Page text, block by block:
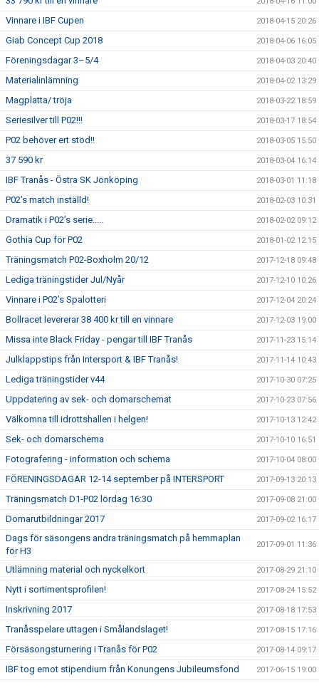
Vinnare i IBF Cupen 2018-04-15 20:26
Giab Concept Cup 2018 2018-04-06 16:05
Föreningsdagar 3–5/4 2018-04-03 20:40
Materialinlämning 2018-04-02 13:29
Magplatta/ tröja 2018-03-22 18:59
Seriesilver till P02!!! 2018-03-17 18:54
P02 behöver ert stöd!! 2018-03-05 15:50
37 590 kr 2018-03-04 16:14
IBF Tranås - Östra SK Jönköping 2018-03-01 11:18
P02’s match inställd! 2018-02-03 10:31
Dramatik i P02’s serie..... 2018-02-02 09:12
Gothia Cup för P02 2018-01-02 12:15
Träningsmatch P02-Boxholm 20/12 2017-12-18 09:48
Lediga träningstider Jul/Nyår 2017-12-10 10:26
Vinnare i P02’s Spalotteri 2017-12-04 20:24
Bollracet levererar 38 400 kr till en vinnare 2017-12-03 19:00
Missa inte Black Friday - pengar till IBF Tranås 2017-11-23 15:14
Julklappstips från Intersport & IBF Tranås! 2017-11-14 10:43
Lediga träningstider v44 2017-10-30 07:25
Uppdatering av sek- och domarschemat 2017-10-23 07:56
Välkomna till idrottshallen i helgen! 2017-10-13 12:42
Sek- och domarschema 2017-10-10 16:51
Fotografering - information och schema 2017-10-04 08:00
FÖRENINGSDAGAR 12-14 september på INTERSPORT 2017-09-13 20:13
Träningsmatch D1-P02 lördag 16:30 2017-09-08 21:00
Domarutbildningar 2017 2017-09-02 16:17
Dags för säsongens andra träningsmatch på hemmaplan
för H3
2017-09-01 11:36
Utlämning material och nyckelkort 2017-08-29 21:10
Nytt i sortimentsprofilen! 2017-08-24 15:52
Inskrivning 2017 2017-08-18 17:53
Tranåsspelare uttagen i Smålandslaget! 2017-08-15 17:16
Försäsongsturnering i Tranås för P02 2017-08-14 09:17
IBF tog emot stipendium från Konungens Jubileumsfond 2017-06-15 19:00